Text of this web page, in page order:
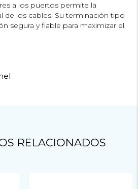
a los puertos permite la
de los cables. Su terminación tipo
segura y fiable para maximizar el
RELACIONADOS